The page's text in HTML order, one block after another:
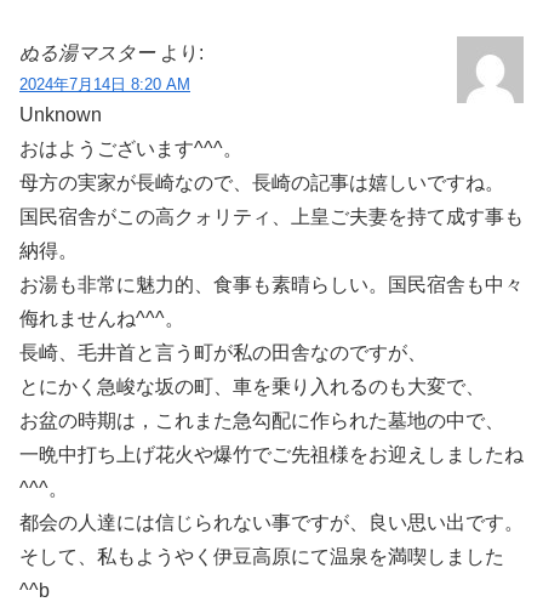
ぬる湯マスター より:
2024年7月14日 8:20 AM
Unknown
おはようございます^^^。
母方の実家が長崎なので、長崎の記事は嬉しいですね。
国民宿舎がこの高クォリティ、上皇ご夫妻を持て成す事も
納得。
お湯も非常に魅力的、食事も素晴らしい。国民宿舎も中々
侮れませんね^^^。
長崎、毛井首と言う町が私の田舎なのですが、
とにかく急峻な坂の町、車を乗り入れるのも大変で、
お盆の時期は，これまた急勾配に作られた墓地の中で、
一晩中打ち上げ花火や爆竹でご先祖様をお迎えしましたね
^^^。
都会の人達には信じられない事ですが、良い思い出です。
そして、私もようやく伊豆高原にて温泉を満喫しました
^^b